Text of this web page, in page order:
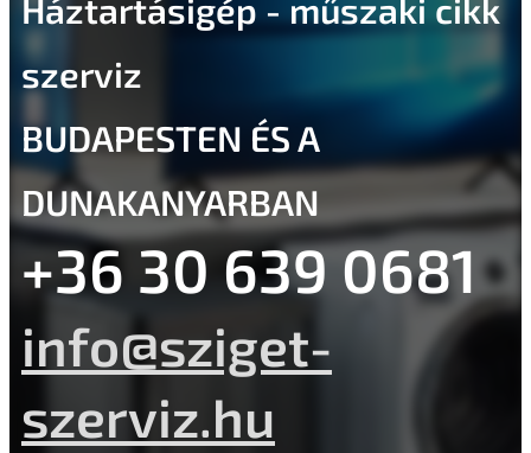
Háztartásigép - műszaki cikk
szerviz
BUDAPESTEN ÉS A
DUNAKANYARBAN
+36 30 639 0681
info@sziget-
szerviz.hu